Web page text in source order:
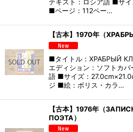
テキスト：ロシア語 ■サ
■ページ：112ペー…
【古本】1970年（
■タイトル：ХРАБРЫЙ
エディション：ソフトカ
語 ■サイズ：
ジ ■絵：ボリス・カラ…
【古本】1976年（
ПОЭТА）